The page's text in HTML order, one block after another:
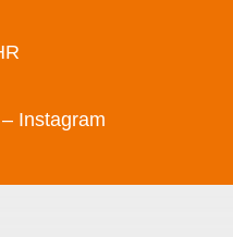
– Instagram